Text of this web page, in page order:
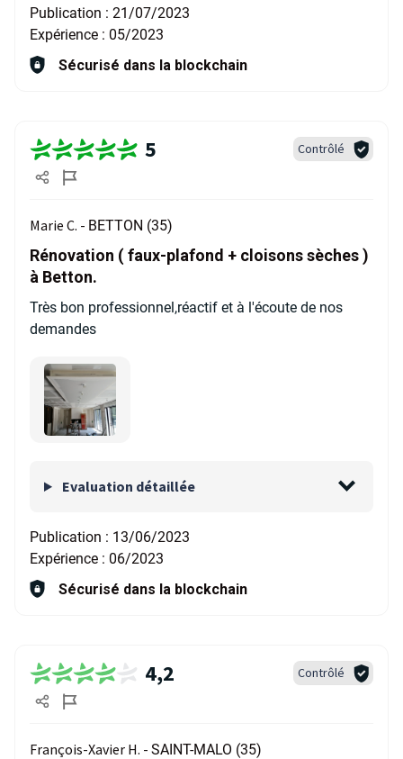
Publication : 21/07/2023
Expérience : 05/2023
Sécurisé dans la blockchain
5 Contrôlé
Marie C. - BETTON (35)
Rénovation ( faux-plafond + cloisons sèches )
à Betton.
Très bon professionnel,réactif et à l'écoute de nos
demandes
Evaluation détaillée
Publication : 13/06/2023
Expérience : 06/2023
Sécurisé dans la blockchain
4,2 Contrôlé
François-Xavier H. - SAINT-MALO (35)